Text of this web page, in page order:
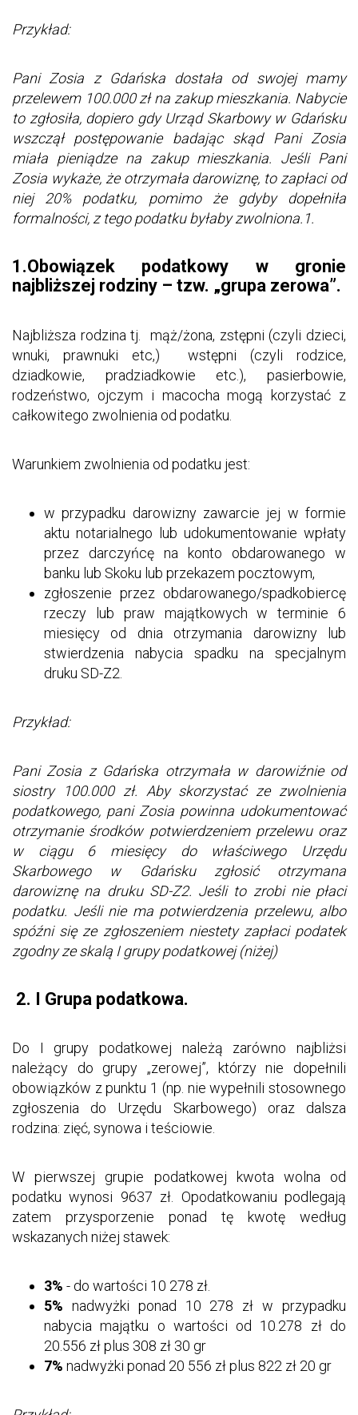
Przykład:
Pani Zosia z Gdańska dostała od swojej mamy
przelewem 100.000 zł na zakup mieszkania. Nabycie
to zgłosiła, dopiero gdy Urząd Skarbowy w Gdańsku
wszczął postępowanie badając skąd Pani Zosia
miała pieniądze na zakup mieszkania. Jeśli Pani
Zosia wykaże, że otrzymała darowiznę, to zapłaci od
niej 20% podatku, pomimo że gdyby dopełniła
formalności, z tego podatku byłaby zwolniona.1.
1.Obowiązek podatkowy w gronie
najbliższej rodziny – tzw. „grupa zerowa”.
Najbliższa rodzina tj. mąż/żona, zstępni (czyli dzieci,
wnuki, prawnuki etc,) wstępni (czyli rodzice,
dziadkowie, pradziadkowie etc.), pasierbowie,
rodzeństwo, ojczym i macocha mogą korzystać z
całkowitego zwolnienia od podatku.
Warunkiem zwolnienia od podatku jest:
w przypadku darowizny zawarcie jej w formie
aktu notarialnego lub udokumentowanie wpłaty
przez darczyńcę na konto obdarowanego w
banku lub Skoku lub przekazem pocztowym,
zgłoszenie przez obdarowanego/spadkobiercę
rzeczy lub praw majątkowych w terminie 6
miesięcy od dnia otrzymania darowizny lub
stwierdzenia nabycia spadku na specjalnym
druku SD-Z2.
Przykład:
Pani Zosia z Gdańska otrzymała w darowiźnie od
siostry 100.000 zł. Aby skorzystać ze zwolnienia
podatkowego, pani Zosia powinna udokumentować
otrzymanie środków potwierdzeniem przelewu oraz
w ciągu 6 miesięcy do właściwego Urzędu
Skarbowego w Gdańsku zgłosić otrzymana
darowiznę na druku SD-Z2. Jeśli to zrobi nie płaci
podatku. Jeśli nie ma potwierdzenia przelewu, albo
spóźni się ze zgłoszeniem niestety zapłaci podatek
zgodny ze skalą I grupy podatkowej (niżej)
2. I Grupa podatkowa.
Do I grupy podatkowej należą zarówno najbliżsi
należący do grupy „zerowej”, którzy nie dopełnili
obowiązków z punktu 1 (np. nie wypełnili stosownego
zgłoszenia do Urzędu Skarbowego) oraz dalsza
rodzina: zięć, synowa i teściowie.
W pierwszej grupie podatkowej kwota wolna od
podatku wynosi 9637 zł. Opodatkowaniu podlegają
zatem przysporzenie ponad tę kwotę według
wskazanych niżej stawek:
3% - do wartości 10 278 zł.
5% nadwyżki ponad 10 278 zł w przypadku
nabycia majątku o wartości od 10.278 zł do
20.556 zł plus 308 zł 30 gr
7% nadwyżki ponad 20 556 zł plus 822 zł 20 gr